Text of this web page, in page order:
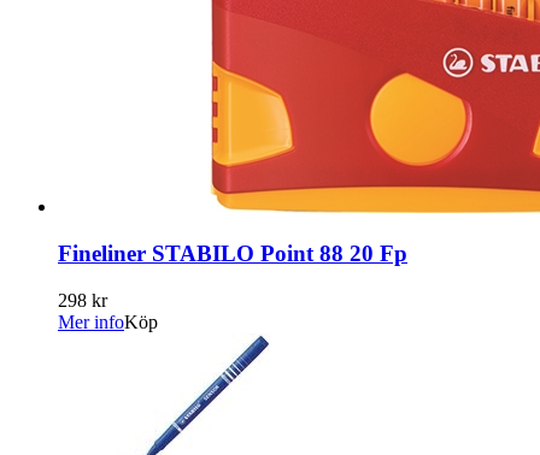
Fineliner STABILO Point 88 20 Fp
298 kr
Mer infoKöp